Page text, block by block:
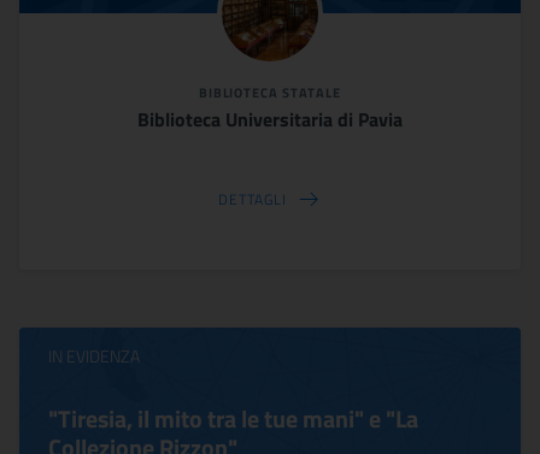
BIBLIOTECA STATALE
Biblioteca Universitaria di Pavia
DETTAGLI
IN EVIDENZA
"Tiresia, il mito tra le tue mani" e "La